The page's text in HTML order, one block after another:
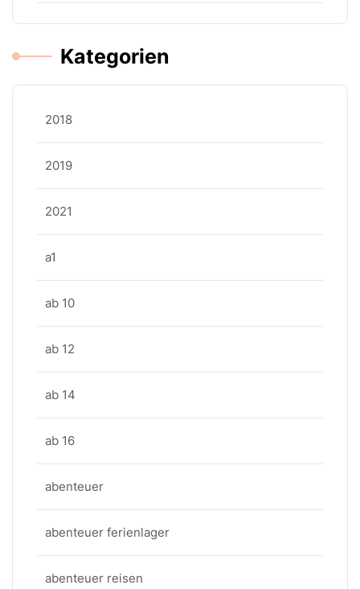
Kategorien
2018
2019
2021
a1
ab 10
ab 12
ab 14
ab 16
abenteuer
abenteuer ferienlager
abenteuer reisen